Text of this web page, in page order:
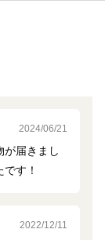
2024/06/21
が届きまし
す！
2022/12/11